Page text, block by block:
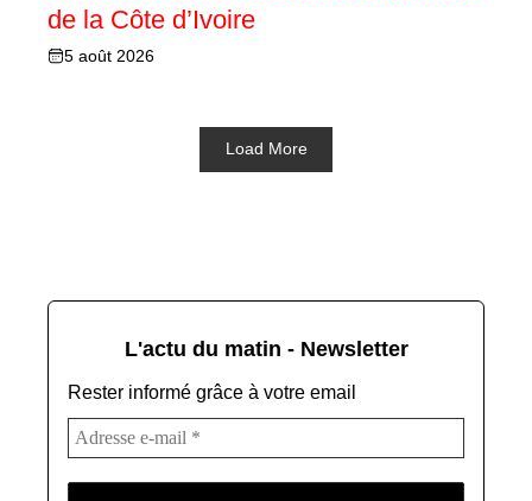
de la Côte d’Ivoire
5 août 2026
Load More
L'actu du matin - Newsletter
Rester informé grâce à votre email